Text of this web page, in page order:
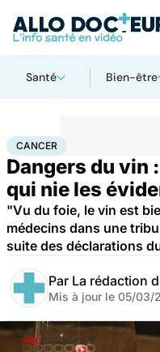
Santé Bien-être
AccueilSanté
CANCER
Dangers du vin
qui nie les
"Vu du foie, le vin est
médecins dans une
suite des déclarations
Par La rédaction
Mis à jour le 05/03/